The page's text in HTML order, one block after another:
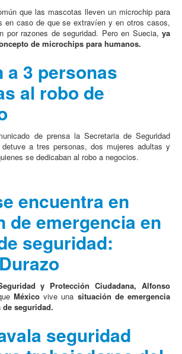
que las mascotas lleven un microchip para
en caso de que se extravíen y en otros casos,
por razones de seguridad. Pero en Suecia, ya
de microchips para humanos.
a 3 personas
al robo de
de prensa la Secretaria de Seguridad
a tres personas, dos mujeres adultas y
se dedicaban al robo a negocios.
encuentra en
de emergencia en
seguridad:
y Protección Ciudadana, Alfonso
Méxicovive una situación de emergencia
seguridad.
seguridad